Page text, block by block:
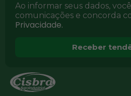
Ao informar seus dados,
comunicações e concorda
Privacidade.
Receber